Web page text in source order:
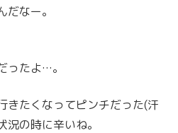
なー。
ったよ…。
きたくなってピンチだった(汗
の時に辛いね。